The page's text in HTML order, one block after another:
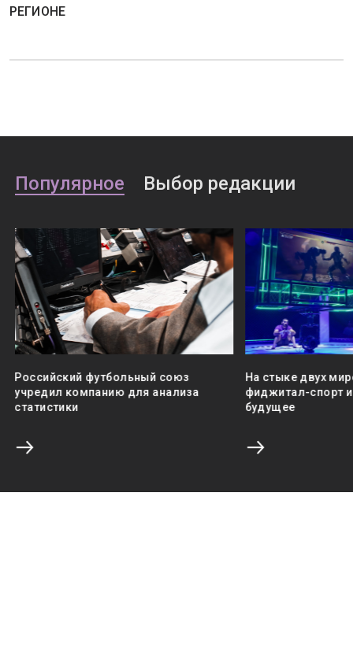
РЕГИОНЕ
Популярное Выбор редакции
Российский футбольный союз
учредил компанию для анализа
статистики
На стыке двух
фиджитал-спорт
будущее